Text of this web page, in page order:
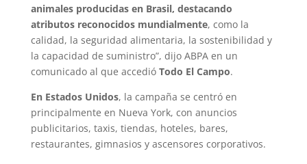
animales producidas en Brasil, destacando
atributos reconocidos mundialmente, como la
calidad, la seguridad alimentaria, la sostenibilidad y
la capacidad de suministro”, dijo ABPA en un
comunicado al que accedió Todo El Campo.
En Estados Unidos, la campaña se centró en
principalmente en Nueva York, con anuncios
publicitarios, taxis, tiendas, hoteles, bares,
restaurantes, gimnasios y ascensores corporativos.